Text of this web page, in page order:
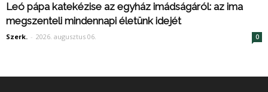
Leó pápa katekézise az egyház imádságáról: az ima
megszenteli mindennapi életünk idejét
Szerk. - 2026. augusztus 06. 0